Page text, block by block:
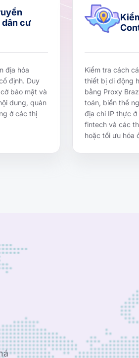
cư
địa hóa
định. Duy
bảo mật và
dung, quản
ở các thị
Kiểm tra cách
thiết bị di động
bằng Proxy
toán, biến thể
địa chỉ IP thực ở
fintech và các
hoặc tối ưu hóa